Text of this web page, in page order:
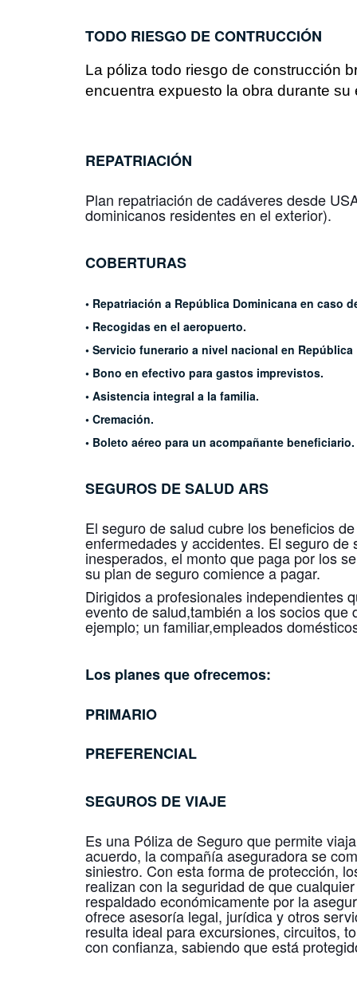
TODO RIESGO DE CONTRUCCIÓN
La póliza todo riesgo de construcción
encuentra expuesto la obra durante su
REPATRIACIÓN
Plan repatriación de cadáveres desde
dominicanos residentes en el exterior).
COBERTURAS
• Repatriación a República Dominicana en caso
• Recogidas en el aeropuerto.
• Servicio funerario a nivel nacional en República
• Bono en efectivo para gastos imprevistos.
• Asistencia integral a la familia.
• Cremación.
• Boleto aéreo para un acompañante
SEGUROS DE SALUDARS
El seguro de salud cubre los beneficios
enfermedades y accidentes. El seguro
inesperados, el monto que paga por los
su plan de seguro comience a pagar.
Dirigidos a profesionales independientes
evento de salud,también a los socios
ejemplo; un familiar,empleados
Los planes que ofrecemos:
PRIMARIO
PREFERENCIAL
SEGUROS DE VIAJE
Es una Póliza de Seguro que permite
acuerdo, la compañía aseguradora se
siniestro. Con esta forma de protección,
realizan con la seguridad de que
respaldado económicamente por la
ofrece asesoría legal, jurídica y otros
resulta ideal para excursiones, circuitos,
con confianza, sabiendo que está